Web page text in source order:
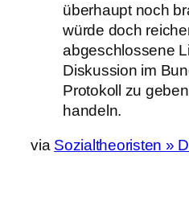
überhaupt noch
würde doch
abgeschlossene
Diskussion im
Protokoll zu
handeln.
via Sozialtheoristen »